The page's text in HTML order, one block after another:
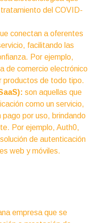
del COVID-
conectan a oferentes
facilitando las
Por ejemplo,
de comercio electrónico
productos de todo tipo.
son aquellas que
como un servicio,
pago por uso, brindando
Por ejemplo, Auth0,
de autenticación
web y móviles.
empresa que se